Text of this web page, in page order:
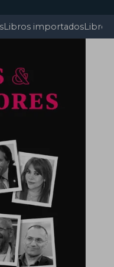
Libros importadosLibros